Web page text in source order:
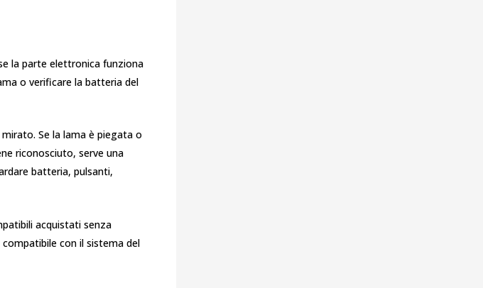
la parte elettronica funziona
o verificare la batteria del
Se la lama è piegata o
riconosciuto, serve una
batteria, pulsanti,
acquistati senza
con il sistema del